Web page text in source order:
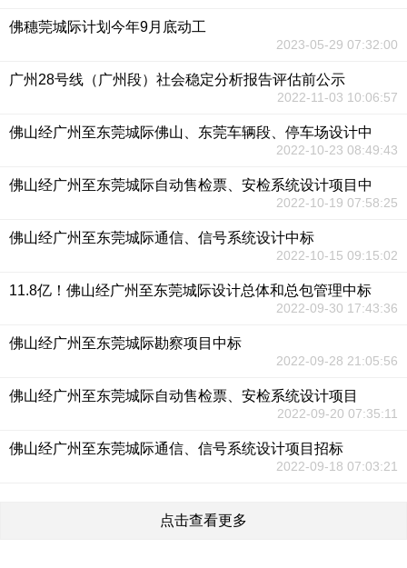
佛穗莞城际计划今年9月底动工
2023-05-29 07:32:00
广州28号线（广州段）社会稳定分析报告评估前公示
2022-11-03 10:06:57
佛山经广州至东莞城际佛山、东莞车辆段、停车场设计中
2022-10-23 08:49:43
佛山经广州至东莞城际自动售检票、安检系统设计项目中
2022-10-19 07:58:25
佛山经广州至东莞城际通信、信号系统设计中标
2022-10-15 09:15:02
11.8亿！佛山经广州至东莞城际设计总体和总包管理中标
2022-09-30 17:43:36
佛山经广州至东莞城际勘察项目中标
2022-09-28 21:05:56
佛山经广州至东莞城际自动售检票、安检系统设计项目
2022-09-20 07:35:11
佛山经广州至东莞城际通信、信号系统设计项目招标
2022-09-18 07:03:21
点击查看更多